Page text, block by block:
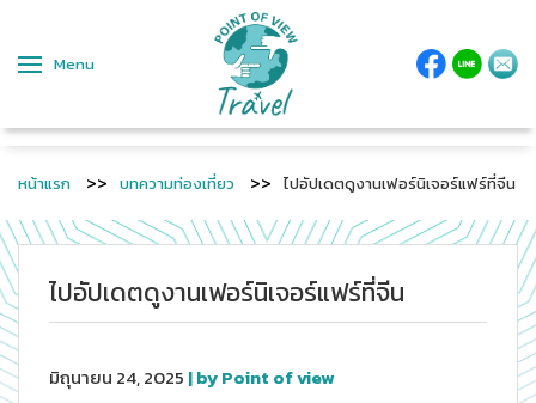
Menu
หน้าแรก บทความท่องเที่ยว ไปอัปเดตดูงานเฟอร์นิเจอร์แฟร์ที่จีน
ไปอัปเดตดูงานเฟอร์นิเจอร์แฟร์ที่จีน
มิถุนายน 24, 2025 | by Point of view